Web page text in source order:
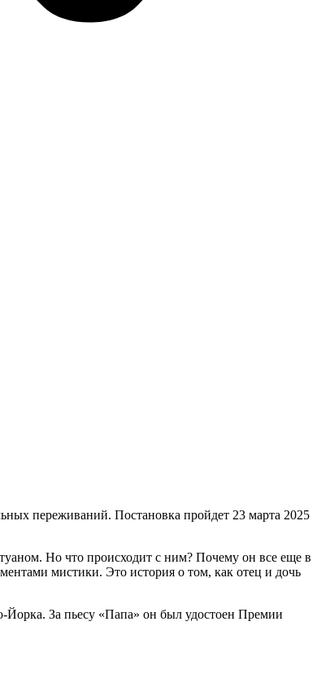
переживаний. Постановка пройдет 23 марта 2025
Но что происходит с ним? Почему он все еще в
мистики. Это история о том, как отец и дочь
За пьесу «Папа» он был удостоен Премии